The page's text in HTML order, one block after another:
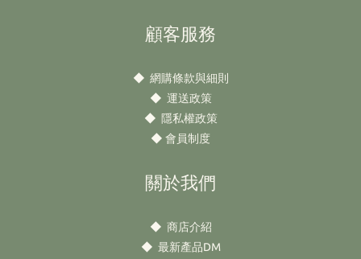
顧客服務
◆ 網購條款與細則
◆ 運送政策
◆ 隱私權政策
◆ 會員制度
關於我們
◆ 商店介紹
◆ 最新產品DM